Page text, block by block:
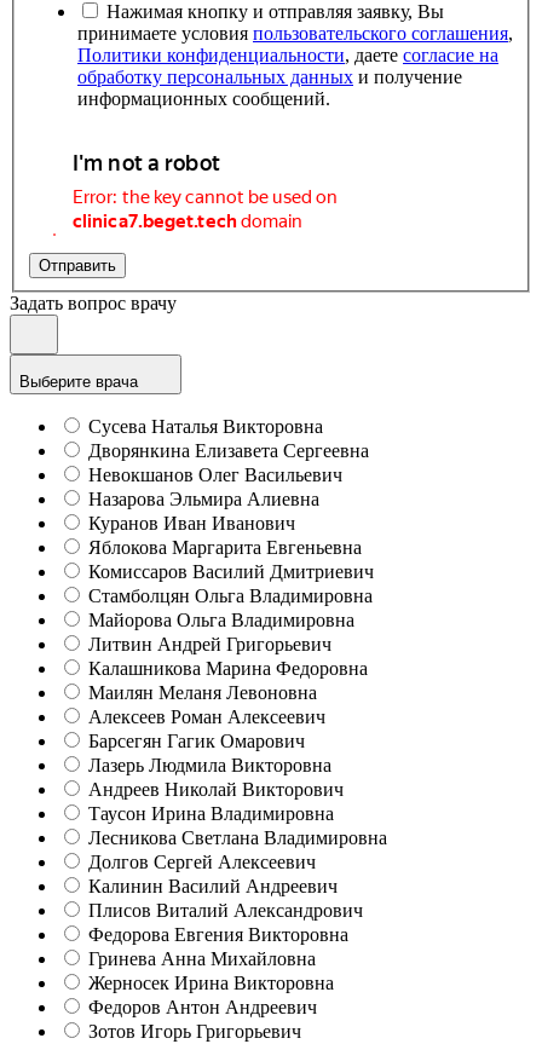
Нажимая кнопку и отправляя заявку, Вы
принимаете условия пользовательского соглашения,
Политики конфиденциальности, даете согласие на
обработку персональных данных и получение
информационных сообщений.
Отправить
Задать вопрос врачу
Выберите врача
Сусева Наталья Викторовна
Дворянкина Елизавета Сергеевна
Невокшанов Олег Васильевич
Назарова Эльмира Алиевна
Куранов Иван Иванович
Яблокова Маргарита Евгеньевна
Комиссаров Василий Дмитриевич
Стамболцян Ольга Владимировна
Майорова Ольга Владимировна
Литвин Андрей Григорьевич
Калашникова Марина Федоровна
Маилян Меланя Левоновна
Алексеев Роман Алексеевич
Барсегян Гагик Омарович
Лазерь Людмила Викторовна
Андреев Николай Викторович
Таусон Ирина Владимировна
Лесникова Светлана Владимировна
Долгов Сергей Алексеевич
Калинин Василий Андреевич
Плисов Виталий Александрович
Федорова Евгения Викторовна
Гринева Анна Михайловна
Жерносек Ирина Викторовна
Федоров Антон Андреевич
Зотов Игорь Григорьевич